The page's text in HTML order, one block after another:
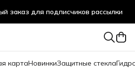
заказ для подписчиков рассылки
картаНовинкиЗащитные стекла